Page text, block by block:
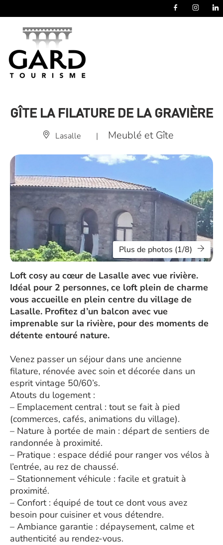
GÎTE LA FILATURE DE LA GRAVIÈRE
Lasalle | Meublé et Gîte
Plus de photos (1/8)
Loft cosy au cœur de Lasalle avec vue rivière.
Idéal pour 2 personnes, ce loft plein de charme
vous accueille en plein centre du village de
Lasalle. Profitez d’un balcon avec vue
imprenable sur la rivière, pour des moments de
détente entouré nature.
Venez passer un séjour dans une ancienne
filature, rénovée avec soin et décorée dans un
esprit vintage 50/60’s.
Atouts du logement :
– Emplacement central : tout se fait à pied
(commerces, cafés, animations du village).
– Nature à portée de main : départ de sentiers de
randonnée à proximité.
– Pratique : espace dédié pour ranger vos vélos à
l’entrée, au rez de chaussé.
– Stationnement véhicule : facile et gratuit à
proximité.
– Confort : équipé de tout ce dont vous avez
besoin pour cuisiner et vous détendre.
– Ambiance garantie : dépaysement, calme et
authenticité au rendez-vous.